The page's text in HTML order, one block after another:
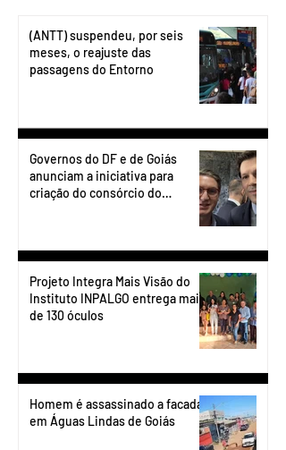
(ANTT) suspendeu, por seis
meses, o reajuste das
passagens do Entorno
Governos do DF e de Goiás
anunciam a iniciativa para
criação do consórcio do
Projeto Integra Mais Visão do
Instituto INPALGO entrega mais
de 130 óculos
Homem é assassinado a facadas
em Águas Lindas de Goiás